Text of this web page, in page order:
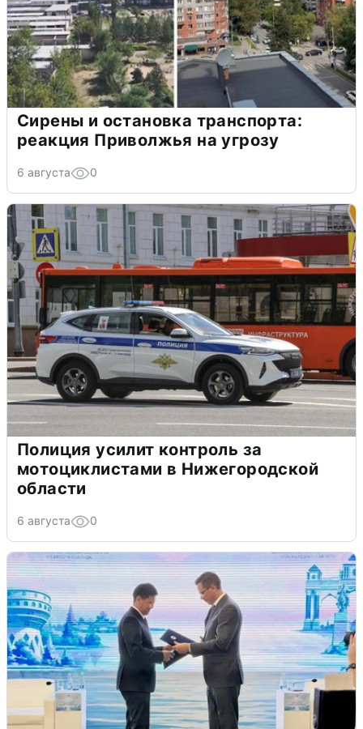
Сирены и остановка транспорта:
реакция Приволжья на угрозу
6 августа 0
Полиция усилит контроль за
мотоциклистами в Нижегородской
области
6 августа 0